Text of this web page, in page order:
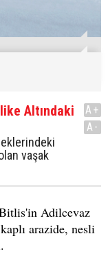
Altındaki
vaşak
A+
A-
Adilcevaz
arazide, nesli